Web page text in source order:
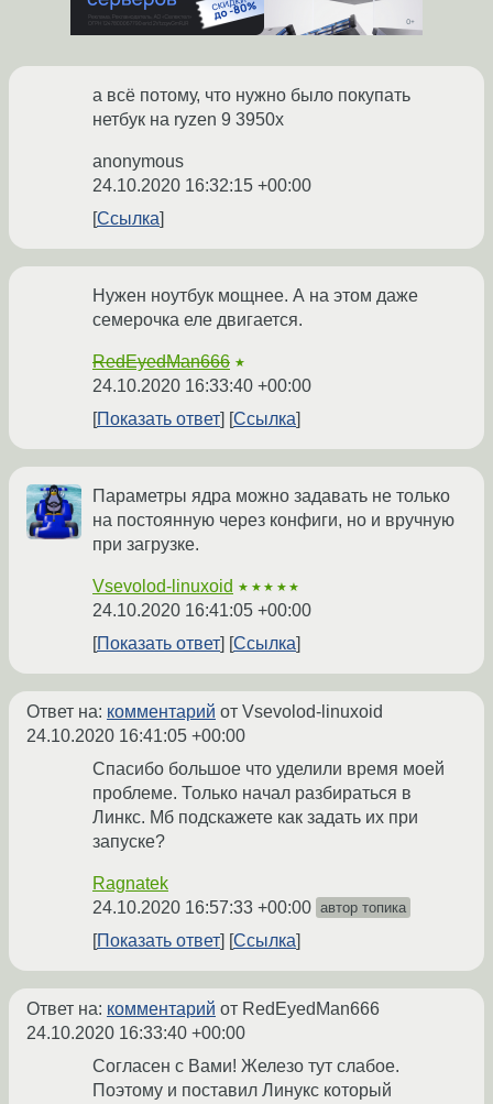
а всё потому, что нужно было покупать
нетбук на ryzen 9 3950x
anonymous
24.10.2020 16:32:15 +00:00
Ссылка
Нужен ноутбук мощнее. А на этом даже
семерочка еле двигается.
RedEyedMan666 ★
24.10.2020 16:33:40 +00:00
Показать ответ
Ссылка
Параметры ядра можно задавать не только
на постоянную через конфиги, но и вручную
при загрузке.
Vsevolod-linuxoid ★★★★★
24.10.2020 16:41:05 +00:00
Показать ответ
Ссылка
Ответ на: комментарий от Vsevolod-linuxoid
24.10.2020 16:41:05 +00:00
Спасибо большое что уделили время моей
проблеме. Только начал разбираться в
Линкс. Мб подскажете как задать их при
запуске?
Ragnatek
24.10.2020 16:57:33 +00:00 автор топика
Показать ответ Ссылка
Ответ на: комментарий от RedEyedMan666
24.10.2020 16:33:40 +00:00
Согласен с Вами! Железо тут слабое.
Поэтому и поставил Линукс который